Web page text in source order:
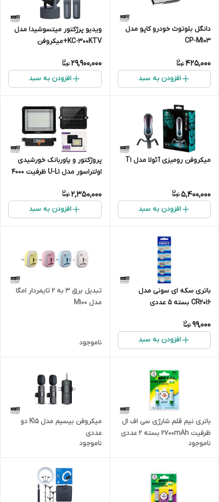
دانگل بلوتوث خودرو کاپو مدل
CP-M103
425,000
افزودن به سبد
ویدیو پرژکتور میتسوشیدا مدل
KC-300KTV+میکروفن
29,900,000
افزودن به سبد
میکروفن رومیزی آئولا مدل T1
5,400,000
افزودن به سبد
پروژکتور و پاوربانک خورشیدی
اولتراسور مدل U-L1 ظرفیت 4000
2,350,000
افزودن به سبد
باتری سکه ای سونی مدل
CR2016 بسته 5 عددی
99,000
افزودن به سبد
تبدیل برق 3 به 2 تایمردار امگا
مدل M100
ناموجود
باتری نیم قلم شارژی سی اف ال
ظرفیت 2700mAh بسته ۲ عددی
ناموجود
میکروفن بیسیم مدل K15 دو
عددی
ناموجود